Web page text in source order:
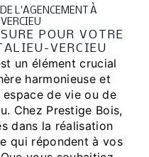
L'AGENCEMENT À
POUR VOTRE
VERCIEU
un élément crucial
harmonieuse et
de vie ou de
Chez Prestige Bois,
dans la réalisation
qui répondent à vos